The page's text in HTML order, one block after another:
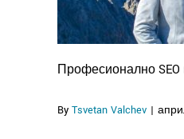
Професионално
By Tsvetan Valchev |